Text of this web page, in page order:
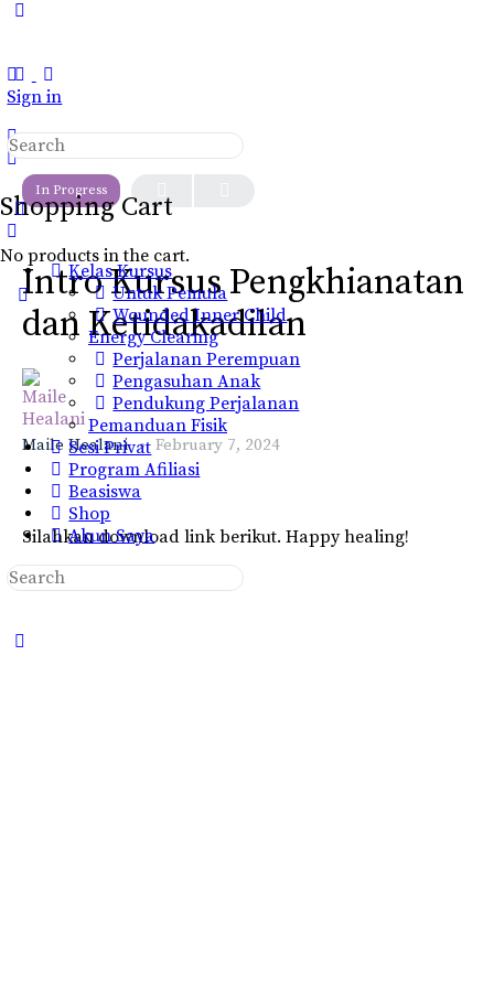
Sign in
Shopping Cart
No products in the cart.
Search
for:
Kelas Kursus
Untuk Pemula
Wounded Inner Child
Energy Clearing
Perjalanan Perempuan
Pengasuhan Anak
Pendukung Perjalanan
Pemanduan Fisik
Sesi Privat
Program Afiliasi
Beasiswa
Shop
Akun Saya
Search
for:
LESSON 1
In Progress
Intro Kursus Pengkhianatan
dan Ketidakadilan
Maile Healani February 7, 2024
Silahkan download link berikut. Happy healing!